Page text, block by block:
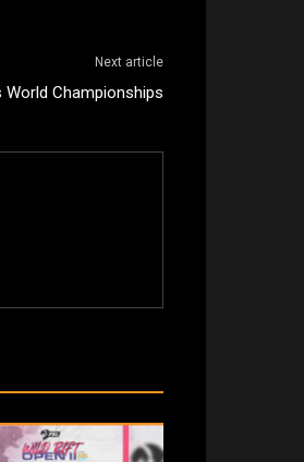
Next article
Championships